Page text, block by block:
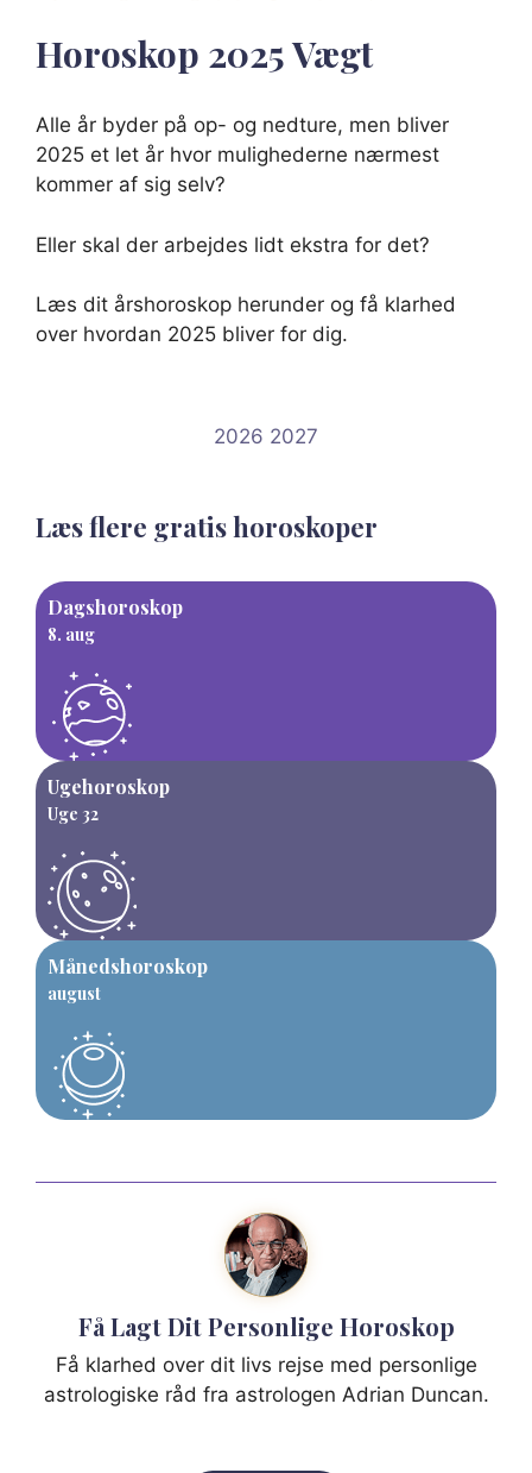
Horoskop 2025Vægt
Alle år byder på op- og nedture, men bliver
2025 et let år hvor mulighederne nærmest
kommer af sig selv?
Eller skal der arbejdes lidt ekstra for det?
Læs dit årshoroskop herunder og få klarhed
over hvordan 2025 bliver for dig.
2026 2027
Læs flere gratis horoskoper
Dagshoroskop
8. aug
Ugehoroskop
Uge 32
Månedshoroskop
august
Få Lagt Dit Personlige Horoskop
Få klarhed over dit livs rejse med personlige
astrologiske råd fra astrologen Adrian Duncan.